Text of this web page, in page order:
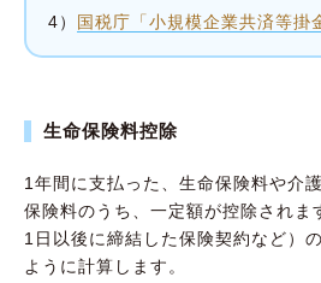
4） 国税庁「小規模企業共済等掛
生命保険料控除
1年間に支払った、生命保険料や介
保険料のうち、一定額が控除されま
1日以後に締結した保険契約など）
ように計算します。